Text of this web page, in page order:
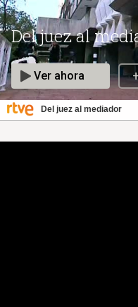
Del juez al mediador